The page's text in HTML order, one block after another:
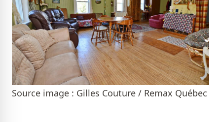
Source image : Gilles Couture / Remax Québec